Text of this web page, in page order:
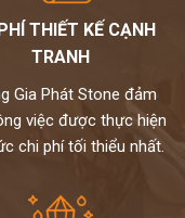
THIẾT KẾ CẠNH
TRANH
Gia Phát Stone đảm
việc được thực hiện
chi phí tối thiểu nhất.